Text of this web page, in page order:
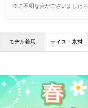
※ご不明な点がございましたら
モデル着用 サイズ・素材